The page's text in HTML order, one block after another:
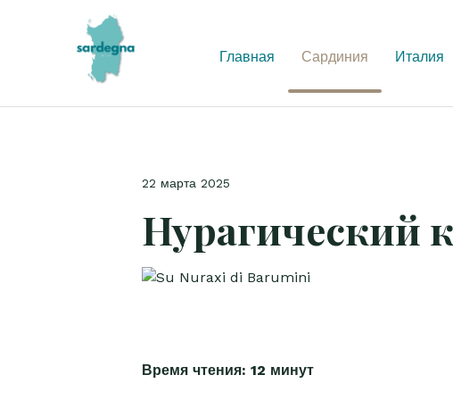
Главная Сардиния Италия
22 марта 2025
Нурагический
Время чтения: 12 минут